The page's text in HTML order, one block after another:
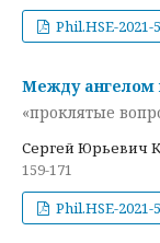
Phil.HSE-
Между ангелом
«проклятые
Сергей Юрьевич
159-171
Phil.HSE-